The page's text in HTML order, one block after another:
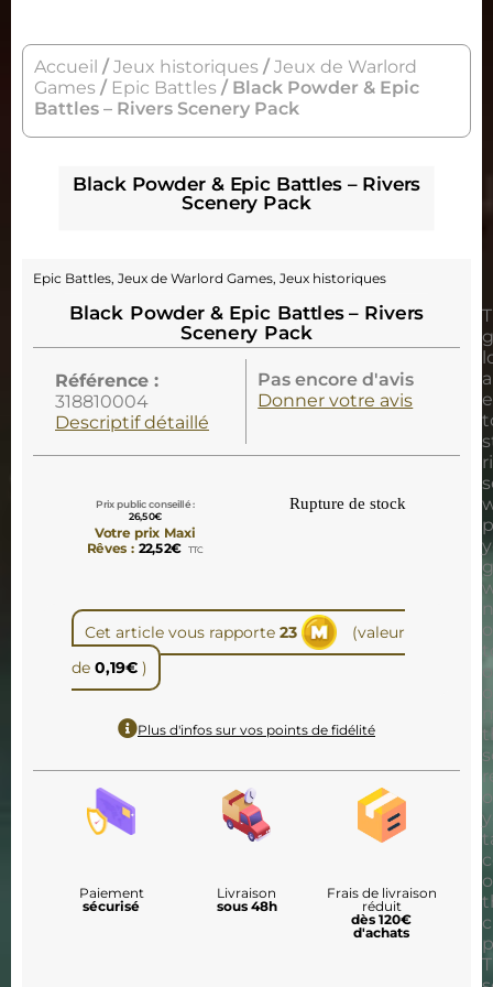
Accueil /Jeux historiques /Jeux de Warlord
Games / Epic Battles / Black Powder & Epic
Battles – Rivers Scenery Pack
Black Powder & Epic Battles – Rivers
Scenery Pack
Epic Battles, Jeux de Warlord Games, Jeux historiques
Black Powder & Epic Battles – Rivers
Scenery Pack
Référence :
318810004
Descriptif détaillé
Pas encore d'avis
Donner votre avis
Prix public conseillé :
26,50€
Votre prix Maxi
Rêves : 22,52€ TTC
Rupture de stock
Cet article vous rapporte 23
(valeur
de 0,19€ )
Plus d'infos sur vos points de fidélité
Paiement
sécurisé
Livraison
sous 48h
Frais de livraison
réduit
dès 120€
d'achats